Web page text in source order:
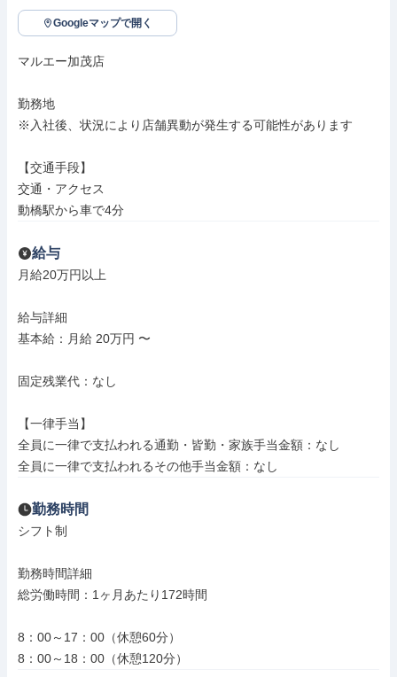
Googleマップで開く
マルエー加茂店
勤務地
※入社後、状況により店舗異動が発生する可能性があります
【交通手段】
交通・アクセス
動橋駅から車で4分
給与
月給20万円以上
給与詳細
基本給：月給 20万円 〜
固定残業代：なし
【一律手当】
全員に一律で支払われる通勤・皆勤・家族手当金額：なし
全員に一律で支払われるその他手当金額：なし
勤務時間
シフト制
勤務時間詳細
総労働時間：1ヶ月あたり172時間
8：00～17：00（休憩60分）
8：00～18：00（休憩120分）